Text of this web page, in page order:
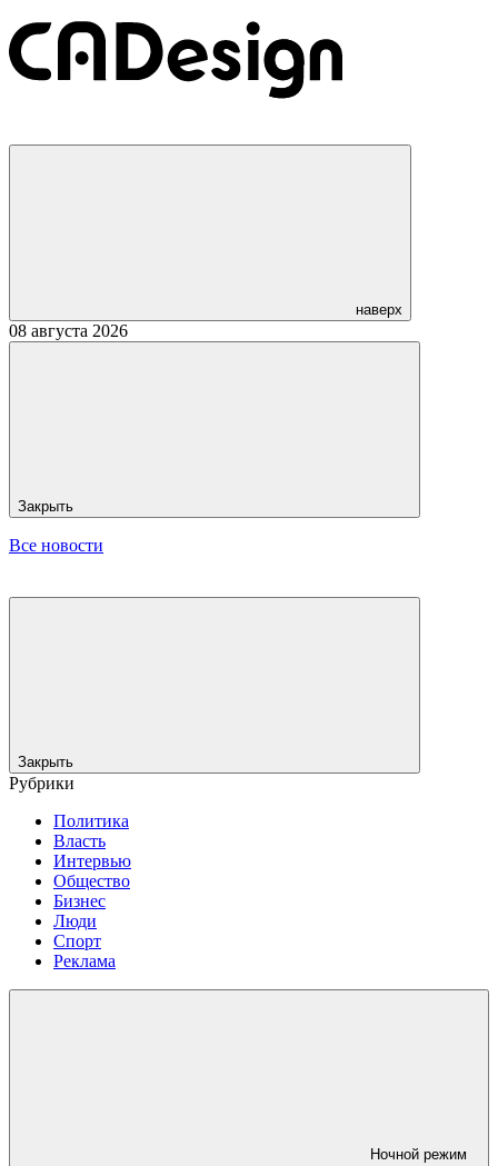
наверх
08 августа 2026
Закрыть
Все новости
Закрыть
Рубрики
Политика
Власть
Интервью
Общество
Бизнес
Люди
Спорт
Реклама
Ночной режим